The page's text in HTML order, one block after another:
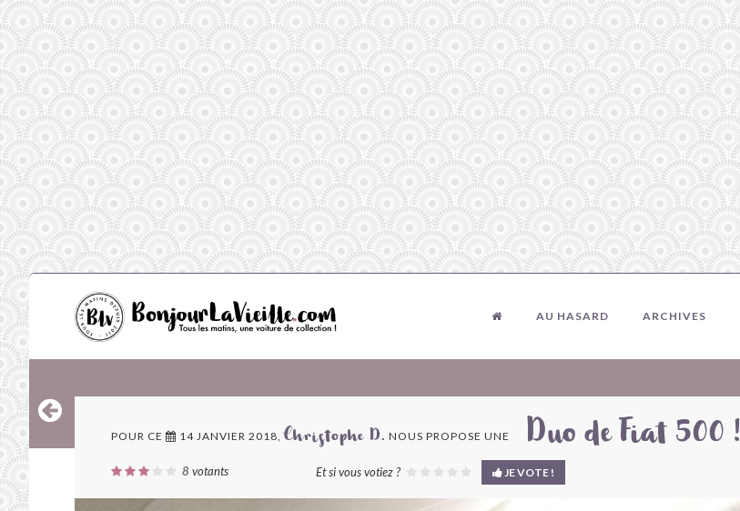
AU HASARD ARCHIVES
POUR CE 14 JANVIER 2018,Christophe D. NOUS PROPOSE UNE Duo de Fiat 500 !
8 votants Et si vous votiez ? JE VOTE !